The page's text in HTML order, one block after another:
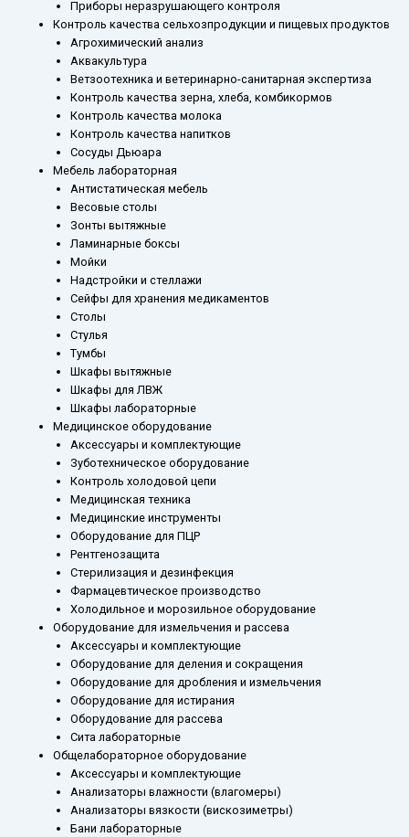
Приборы неразрушающего контроля
Контроль качества сельхозпродукции и пищевых продуктов
Агрохимический анализ
Аквакультура
Ветзоотехника и ветеринарно-санитарная экспертиза
Контроль качества зерна, хлеба, комбикормов
Контроль качества молока
Контроль качества напитков
Сосуды Дьюара
Мебель лабораторная
Антистатическая мебель
Весовые столы
Зонты вытяжные
Ламинарные боксы
Мойки
Надстройки и стеллажи
Сейфы для хранения медикаментов
Столы
Стулья
Тумбы
Шкафы вытяжные
Шкафы для ЛВЖ
Шкафы лабораторные
Медицинское оборудование
Аксессуары и комплектующие
Зуботехническое оборудование
Контроль холодовой цепи
Медицинская техника
Медицинские инструменты
Оборудование для ПЦР
Рентгенозащита
Стерилизация и дезинфекция
Фармацевтическое производство
Холодильное и морозильное оборудование
Оборудование для измельчения и рассева
Аксессуары и комплектующие
Оборудование для деления и сокращения
Оборудование для дробления и измельчения
Оборудование для истирания
Оборудование для рассева
Сита лабораторные
Общелабораторное оборудование
Аксессуары и комплектующие
Анализаторы влажности (влагомеры)
Анализаторы вязкости (вискозиметры)
Бани лабораторные